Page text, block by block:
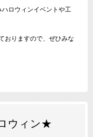
ロウィンイベントや工
おりますので、ぜひみな
ウィン★